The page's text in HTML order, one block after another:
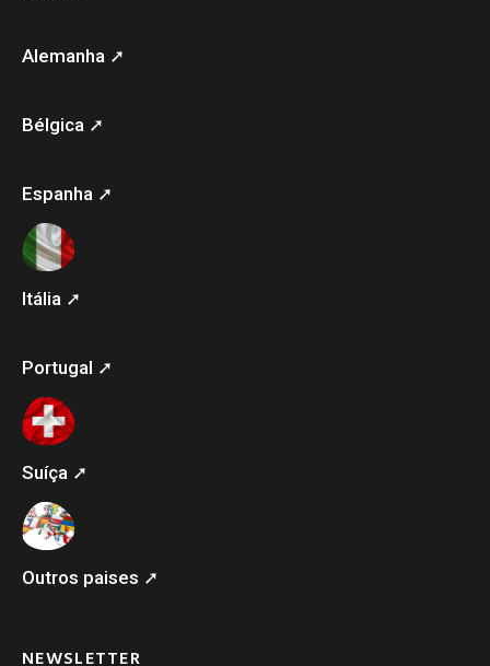
Alemanha ➚
Bélgica ➚
Espanha ➚
Itália ➚
Portugal ➚
Suíça ➚
Outros paises ➚
NEWSLETTER